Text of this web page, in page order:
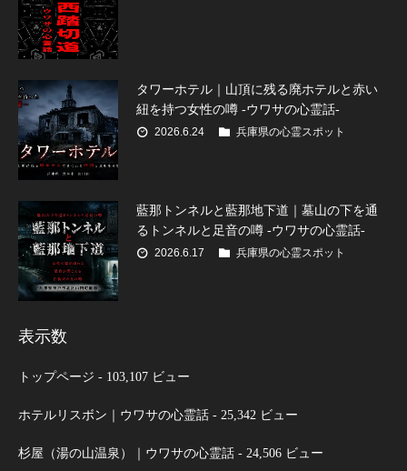
タワーホテル｜山頂に残る廃ホテルと赤い
紐を持つ女性の噂 -ウワサの心霊話-
2026.6.24 兵庫県の心霊スポット
藍那トンネルと藍那地下道｜墓山の下を通
るトンネルと足音の噂 -ウワサの心霊話-
2026.6.17 兵庫県の心霊スポット
表示数
トップページ - 103,107 ビュー
ホテルリスボン｜ウワサの心霊話 - 25,342 ビュー
杉屋（湯の山温泉）｜ウワサの心霊話 - 24,506 ビュー